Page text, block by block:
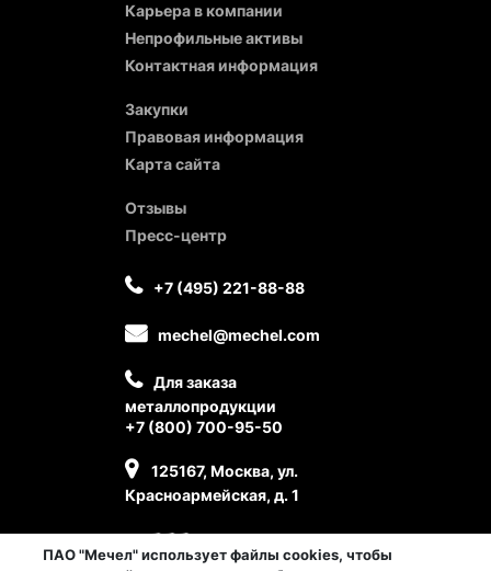
Карьера в компании
Непрофильные активы
Контактная информация
Закупки
Правовая информация
Карта сайта
Отзывы
Пресс-центр
+7 (495) 221-88-88
mechel@mechel.com
Для заказа
металлопродукции
+7 (800) 700-95-50
125167, Москва, ул.
Красноармейская, д. 1
ПАО "Мечел" использует файлы cookies, чтобы